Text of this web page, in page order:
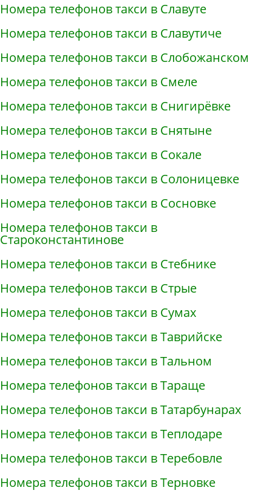
Номера телефонов такси в Славуте
Номера телефонов такси в Славутиче
Номера телефонов такси в Слобожанском
Номера телефонов такси в Смеле
Номера телефонов такси в Снигирёвке
Номера телефонов такси в Снятыне
Номера телефонов такси в Сокале
Номера телефонов такси в Солоницевке
Номера телефонов такси в Сосновке
Номера телефонов такси в
Староконстантинове
Номера телефонов такси в Стебнике
Номера телефонов такси в Стрые
Номера телефонов такси в Сумах
Номера телефонов такси в Таврийске
Номера телефонов такси в Тальном
Номера телефонов такси в Тараще
Номера телефонов такси в Татарбунарах
Номера телефонов такси в Теплодаре
Номера телефонов такси в Теребовле
Номера телефонов такси в Терновке